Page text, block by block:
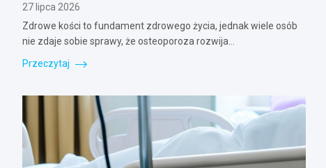
27 lipca 2026
Zdrowe kości to fundament zdrowego życia, jednak wiele osób
nie zdaje sobie sprawy, że osteoporoza rozwija…
Przeczytaj